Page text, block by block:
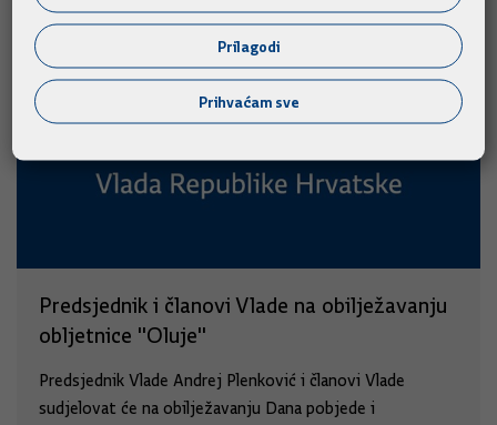
Predsjednik i članovi Vlade na obilježavanju
obljetnice "Oluje"
Predsjednik Vlade Andrej Plenković i članovi Vlade
sudjelovat će na obilježavanju Dana pobjede i
Prilagodi
Prihvaćam sve